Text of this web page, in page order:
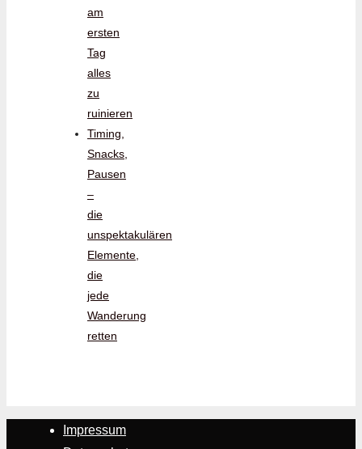
am
ersten
Tag
alles
zu
ruinieren
Timing,
Snacks,
Pausen
–
die
unspektakulären
Elemente,
die
jede
Wanderung
retten
Impressum